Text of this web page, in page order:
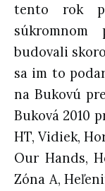
tento rok
súkromnom
budovali
sa im to
na Bukovú
Buková 2010
HT, Vidiek,
Our Hands,
Zóna A,